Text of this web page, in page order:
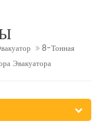
8-Тонная
Эвакуатора